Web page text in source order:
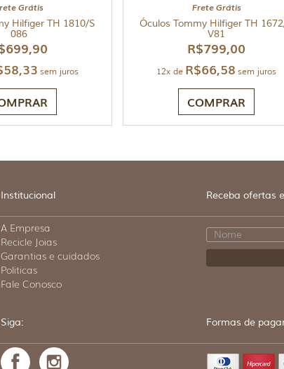
Grátis
Hilfiger TH 1810/S
086
699,90
58,33 sem juros
Frete Grátis
Óculos Tommy Hilfiger TH
V81
R$799,00
12x de R$66,58 sem juros
COMPRAR
Institucional Receba ofertas
A Empresa
Recicle Joias
Garantias e cuidados
Politicas
Fale Conosco
Siga: Formas de